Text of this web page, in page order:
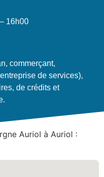
16h00
commerçant,
de services),
de crédits et
Auriol à Auriol :